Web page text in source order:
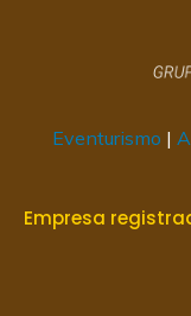
Eventurismo |
Empresa